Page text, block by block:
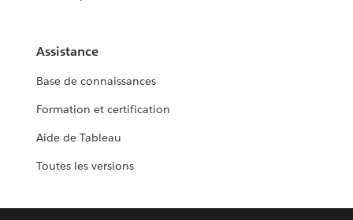
Assistance
Base de connaissances
Formation et certification
Aide de Tableau
Toutes les versions